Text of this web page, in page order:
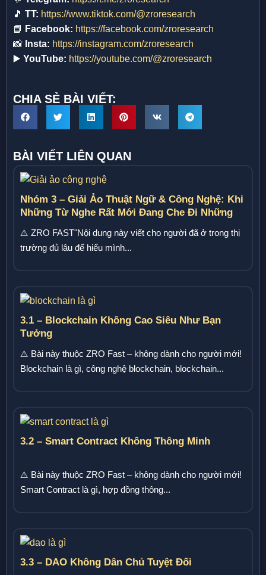
🎵 TT: https://www.tiktok.com/@zroresearch
📘 Facebook: https://facebook.com/zroresearch
📸 Insta: https://instagram.com/zroresearch
▶️ YouTube: https://youtube.com/@zroresearch
CHIA SẺ BÀI VIẾT:
BÀI VIẾT LIÊN QUAN
Nhóm 3 – Giải Ảo Thuật Ngữ & Công Nghệ: Khi
Những Từ Nghe Rất Mới Đang Che Đi Những
⚠️ ZRO FAST"Nội dung này viết cho người đã ở trong thị
trường đủ lâu để hiểu mình...
3.1 – Blockchain Không Cao Siêu Như Bạn
Tưởng
⚠️ Bài này thuộc ZRO Fast – không dành cho người mới!
Blockchain là gì, công nghệ blockchain, blockchain...
3.2 – Smart Contract Không Thông Minh
⚠️ Bài này thuộc ZRO Fast – không dành cho người mới!
Smart Contract là gì, hợp đồng thông...
3.3 – DAO Không Dân Chủ Tuyệt Đối